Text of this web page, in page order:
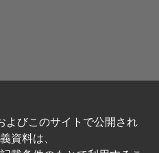
よびこのサイトで公開され
資料は、